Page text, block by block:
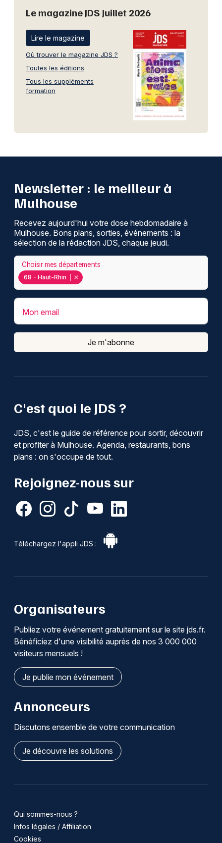
Le magazine JDS Juillet 2026
Lire le magazine
Où trouver le magazine JDS ?
Toutes les éditions
Tous les suppléments
formation
C'est quoi le JDS ?
JDS, c'est le guide de référence pour sortir, découvrir
et profiter à Mulhouse. Agenda, restaurants, bons
plans : on s'occupe de tout.
Rejoignez-nous sur
Téléchargez l'appli JDS :
Newsletter : le meilleur à
Mulhouse
Recevez aujourd'hui votre dose hebdomadaire à
Mulhouse. Bons plans, sorties, événements : la
sélection de la rédaction JDS, chaque jeudi.
68 - Haut-Rhin
Choisir mes départements
Mon email
Je m'abonne
Organisateurs
Publiez votre événement gratuitement sur le site jds.fr.
Bénéficiez d'une visibilité auprès de nos 3 000 000
visiteurs mensuels !
Je publie mon événement
Annonceurs
Discutons ensemble de votre communication
Je découvre les solutions
Qui sommes-nous ?
Infos légales / Affiliation
Cookies